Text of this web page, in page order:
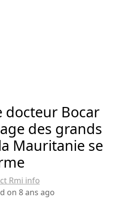
docteur Bocar
des grands
Mauritanie se
Rmi info
on 8 ans ago